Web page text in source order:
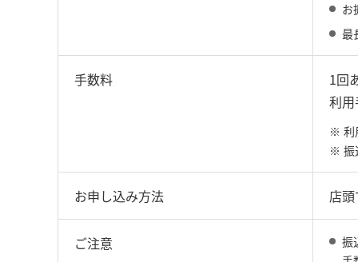
お
最
手数料
1回
利
※
※
お申し込み方法 店
ご注意
振